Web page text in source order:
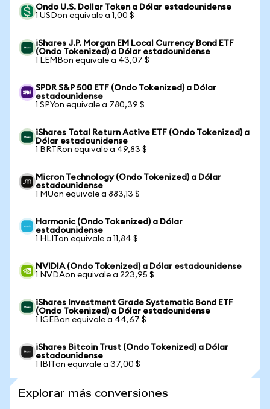
Ondo U.S. Dollar Token a Dólar estadounidense
1 USDon equivale a 1,00 $
iShares J.P. Morgan EM Local Currency Bond ETF
(Ondo Tokenized) a Dólar estadounidense
1 LEMBon equivale a 43,07 $
SPDR S&P 500 ETF (Ondo Tokenized) a Dólar
estadounidense
1 SPYon equivale a 780,39 $
iShares Total Return Active ETF (Ondo Tokenized) a
Dólar estadounidense
1 BRTRon equivale a 49,83 $
Micron Technology (Ondo Tokenized) a Dólar
estadounidense
1 MUon equivale a 883,13 $
Harmonic (Ondo Tokenized) a Dólar
estadounidense
1 HLITon equivale a 11,84 $
NVIDIA (Ondo Tokenized) a Dólar estadounidense
1 NVDAon equivale a 223,95 $
iShares Investment Grade Systematic Bond ETF
(Ondo Tokenized) a Dólar estadounidense
1 IGEBon equivale a 44,67 $
iShares Bitcoin Trust (Ondo Tokenized) a Dólar
estadounidense
1 IBITon equivale a 37,00 $
Explorar más conversiones